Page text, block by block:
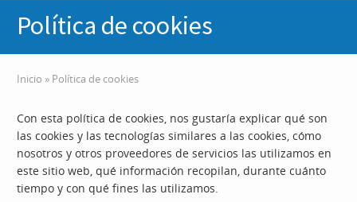
Política de cookies
Inicio » Política de cookies
Con esta política de cookies, nos gustaría explicar qué son
las cookies y las tecnologías similares a las cookies, cómo
nosotros y otros proveedores de servicios las utilizamos en
este sitio web, qué información recopilan, durante cuánto
tiempo y con qué fines las utilizamos.